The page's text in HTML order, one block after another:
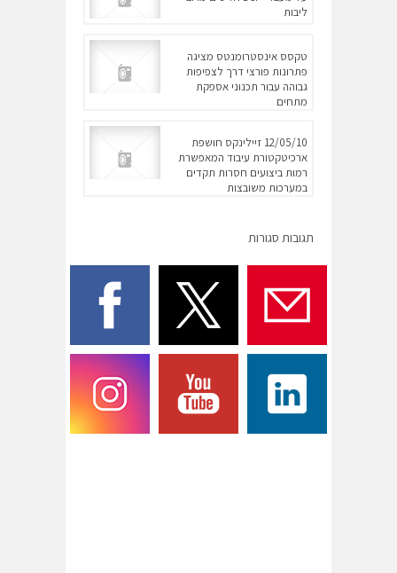
ליבות
טקסס אינסטרומנטס מציגה
פתרונות פורצי דרך לצפיפות
גבוהה עבור תכנוני אספקת
מתחים
12/05/10 זיילינקס חושפת
ארכיטקטורת עיבוד המאפשרת
רמות ביצועים חסרות תקדים
במערכות משובצות
תגובות סגורות